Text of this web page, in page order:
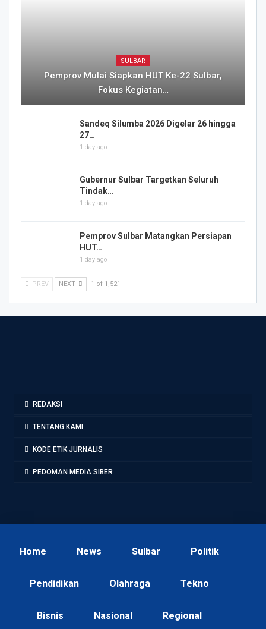
SULBAR
Pemprov Mulai Siapkan HUT Ke-22 Sulbar,
Fokus Kegiatan…
Sandeq Silumba 2026 Digelar 26 hingga
27…
1 day ago
Gubernur Sulbar Targetkan Seluruh
Tindak…
1 day ago
Pemprov Sulbar Matangkan Persiapan
HUT…
1 day ago
PREV NEXT 1 of 1,521
REDAKSI
TENTANG KAMI
KODE ETIK JURNALIS
PEDOMAN MEDIA SIBER
Home News Sulbar Politik
Pendidikan Olahraga Tekno
Bisnis Nasional Regional